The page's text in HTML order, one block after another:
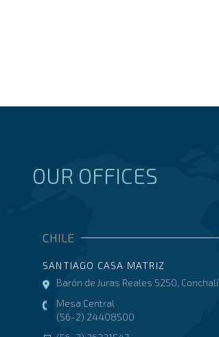
OUR OFFICES
CHILE
SANTIAGO CASA MATRIZ
Barón de Juras Reales 5250, Conchalí
Mesa Central
(56-2) 24408500